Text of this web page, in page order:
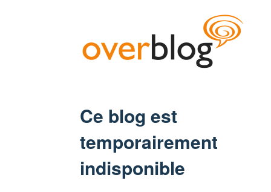
Ce blog est
temporairement
indisponible